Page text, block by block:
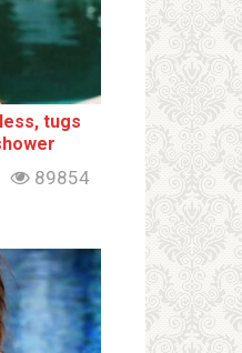
tugs
89854